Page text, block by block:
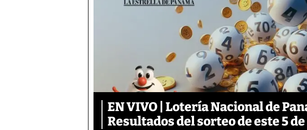
EN VIVO | Lotería Nacional de
Resultados del sorteo de este 5